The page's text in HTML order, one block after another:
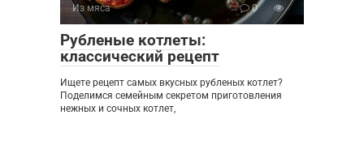
Из мяса 0
Рубленые котлеты:
классический рецепт
Ищете рецепт самых вкусных рубленых котлет?
Поделимся семейным секретом приготовления
нежных и сочных котлет,